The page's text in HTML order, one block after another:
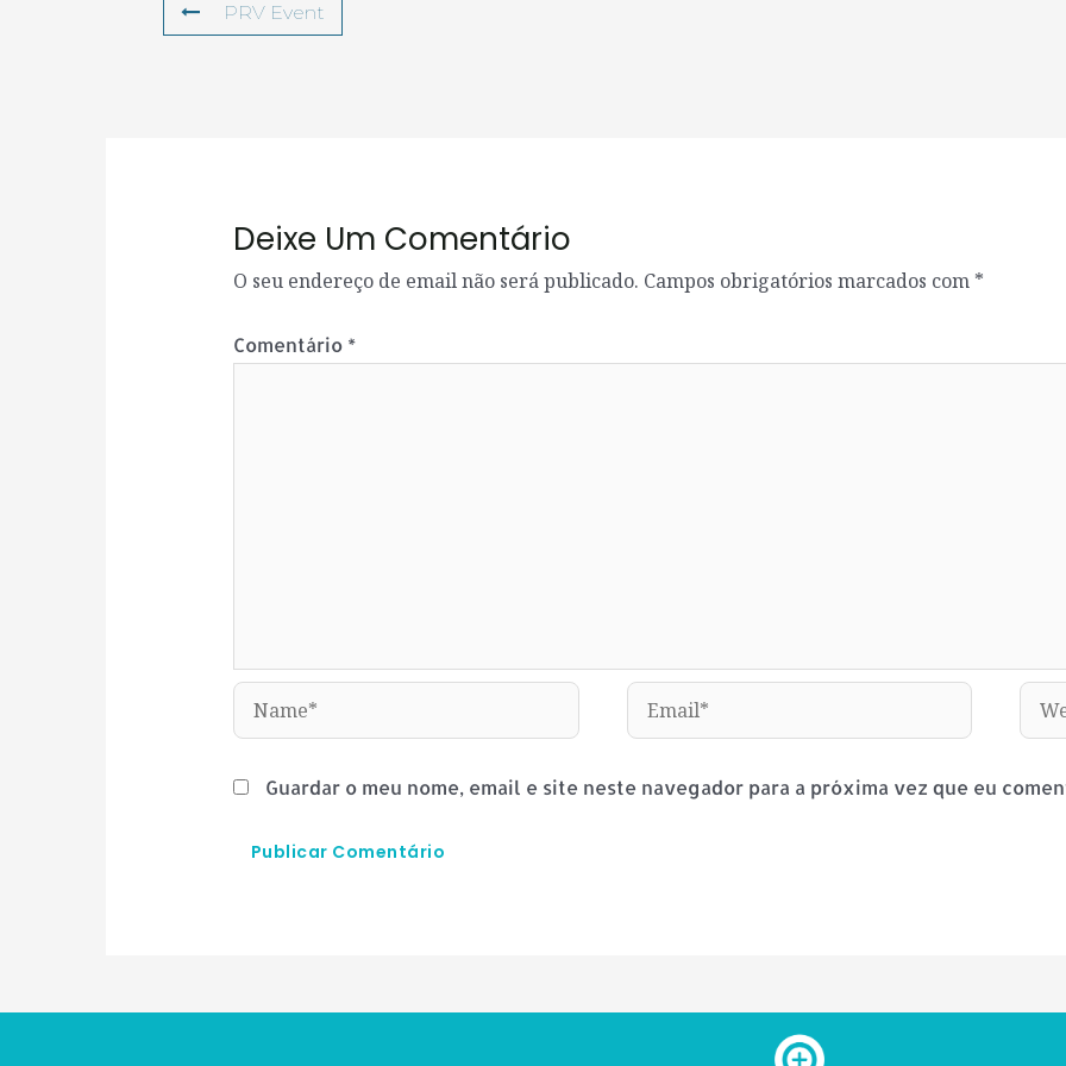
PRV Event
Deixe Um Comentário
O seu endereço de email não será publicado. Campos obrigatórios marcados com *
Comentário *
Name* Email*
Guardar o meu nome, email e site neste navegador para a próxima vez que eu